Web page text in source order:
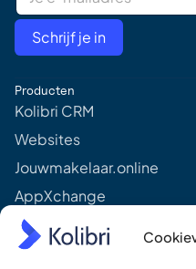
a
l
d
r
s
*
Schrijf je in
Producten
Kolibri CRM
Websites
Jouwmakelaar.online
AppXchange
Mediapartners
Prijzen